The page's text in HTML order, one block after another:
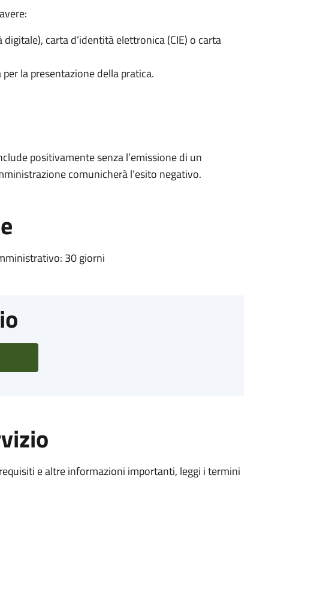
carta d’identità elettronica (CIE) o carta
la presentazione della pratica.
positivamente senza l’emissione di un
comunicherà l’esito negativo.
30 giorni
e altre informazioni importanti, leggi i termini